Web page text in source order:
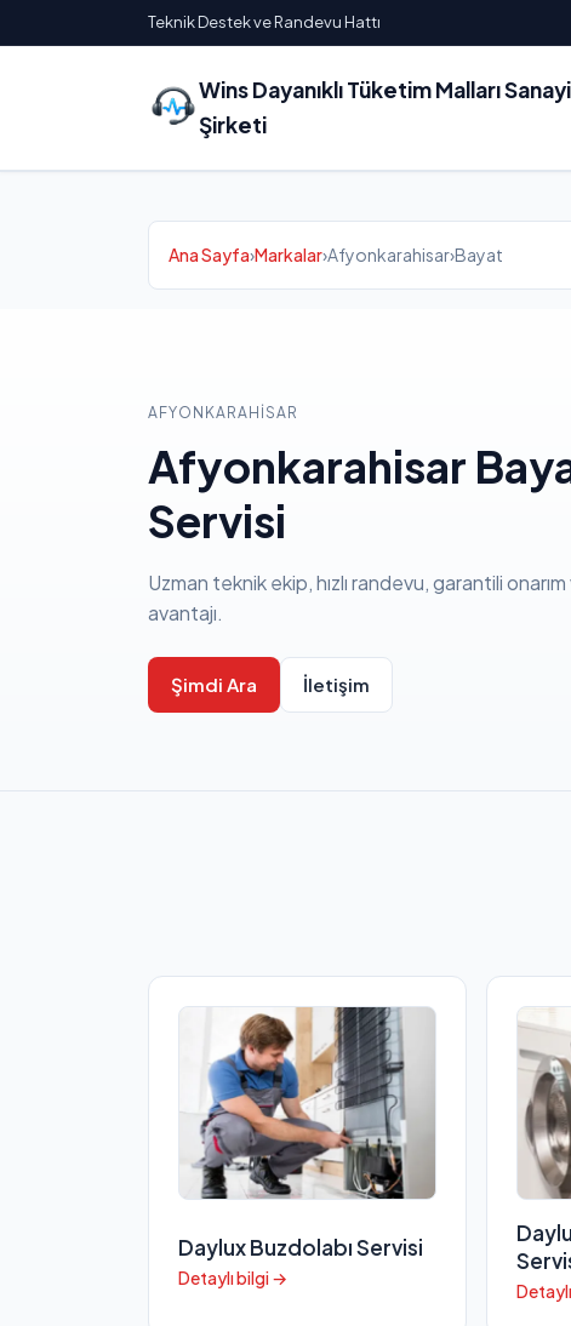
Teknik Destek ve Randevu Hattı
Wins Dayanıklı Tüketim Malları
Şirketi
Ana Sayfa›Markalar›Afyonkarahisar›Bayat
AFYONKARAHISAR
Afyonkarahisar
Servisi
Uzman teknik ekip, hızlı randevu, garantili
avantajı.
Şimdi Ara İletişim
Daylux Buzdolabı Servisi
Detaylı bilgi →